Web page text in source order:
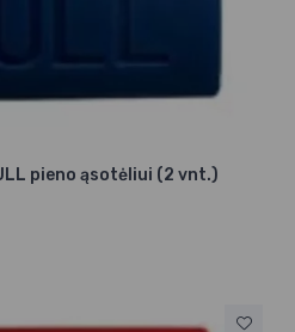
pieno ąsotėliui (2 vnt.)